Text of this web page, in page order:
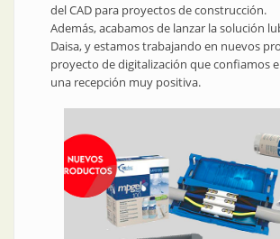
del CAD para proyectos de construcción.
Además, acabamos de lanzar la solución
Daisa, y estamos trabajando en nuevos
proyecto de digitalización que confiamos
una recepción muy positiva.